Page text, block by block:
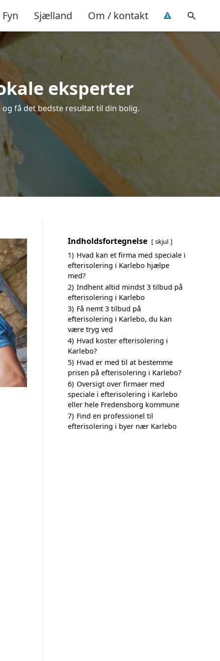
Fyn Sjælland Om / kontakt
eksperter
få det bedste resultat til din bolig.
Indholdsfortegnelse skjul
1) Hvad kan et firma med speciale i
efterisolering i Karlebo hjælpe
med?
2) Indhent altid mindst 3 tilbud på
efterisolering i Karlebo
3) Få nemt 3 tilbud på
efterisolering i Karlebo, du kan
være tryg ved
4) Hvad koster efterisolering i
Karlebo?
5) Hvad er med til at bestemme
prisen på efterisolering i Karlebo?
6) Oversigt over firmaer med
speciale i efterisolering i Karlebo
eller hele Fredensborg kommune
7) Find en professionel til
efterisolering i byer nær Karlebo